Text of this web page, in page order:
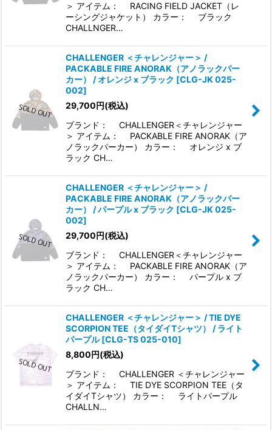
＞ アイテム： RACING FIELD JACKET（レ
ーシングジャケット） カラー： ブラック
CHALLNGER…
CHALLENGER ＜チャレンジャー＞ /
PACKABLE FIRE ANORAK（アノラックパー
カー） / オレンジ x ブラック [CLG-JK 025-
002]
29,700円(税込)
ブランド： CHALLENGER＜チャレンジャー
＞ アイテム： PACKABLE FIRE ANORAK（ア
ノラックパーカー） カラー： オレンジ x ブ
ラック CH…
CHALLENGER ＜チャレンジャー＞ /
PACKABLE FIRE ANORAK（アノラックパー
カー） / パープル x ブラック [CLG-JK 025-
002]
29,700円(税込)
ブランド： CHALLENGER＜チャレンジャー
＞ アイテム： PACKABLE FIRE ANORAK（ア
ノラックパーカー） カラー： パープル x ブ
ラック CH…
CHALLENGER ＜チャレンジャー＞ / TIE DYE
SCORPION TEE（タイダイTシャツ） / ライト
パープル [CLG-TS 025-010]
8,800円(税込)
ブランド： CHALLENGER ＜チャレンジャー
＞ アイテム： TIE DYE SCORPION TEE（タ
イダイTシャツ） カラー： ライトパープル
CHALLN…